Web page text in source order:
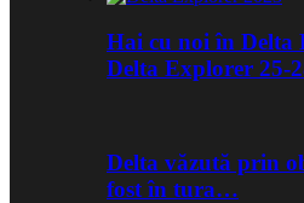
Hai cu noi în
Delta Explorer 25-
Delta văzută prin
fost în tura…